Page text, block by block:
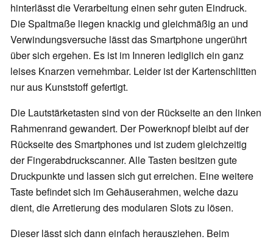
hinterlässt die Verarbeitung einen sehr guten Eindruck.
Die Spaltmaße liegen knackig und gleichmäßig an und
Verwindungsversuche lässt das Smartphone ungerührt
über sich ergehen. Es ist im Inneren lediglich ein ganz
leises Knarzen vernehmbar. Leider ist der Kartenschlitten
nur aus Kunststoff gefertigt.
Die Lautstärketasten sind von der Rückseite an den linken
Rahmenrand gewandert. Der Powerknopf bleibt auf der
Rückseite des Smartphones und ist zudem gleichzeitig
der Fingerabdruckscanner. Alle Tasten besitzen gute
Druckpunkte und lassen sich gut erreichen. Eine weitere
Taste befindet sich im Gehäuserahmen, welche dazu
dient, die Arretierung des modularen Slots zu lösen.
Dieser lässt sich dann einfach herausziehen. Beim